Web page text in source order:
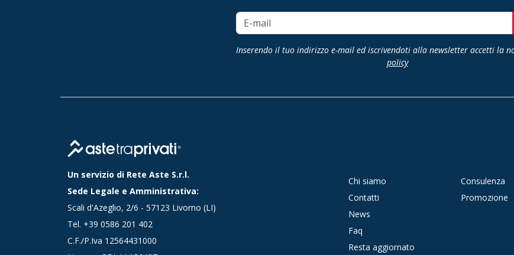
Inserendo il tuo indirizzo e-mail ed iscrivendoti alla newsletter accetti la
policy
Un servizio di Rete Aste S.r.l.
Sede Legale e Amministrativa:
Scali d'Azeglio, 2/6 - 57123 Livorno (LI)
Tel. +39 0586 201 402
C.F./P.Iva 12564431000
Chi siamo
Contatti
News
Faq
Resta aggiornato
Consulenza
Promozione